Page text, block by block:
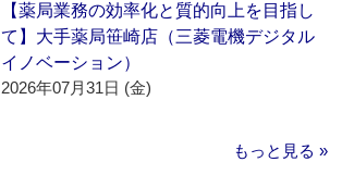
【薬局業務の効率化と質的向上を目指し
て】大手薬局笹崎店（三菱電機デジタル
イノベーション）
2026年07月31日 (金)
もっと見る »